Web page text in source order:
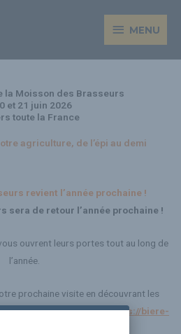
MENU
MENU
la Moisson des Brasseurs
et 21 juin 2026
toute la France
agriculture, de l’épi au demi
revient l’année prochaine !
sera de retour l’année prochaine !
ouvrent leurs portes tout au long de
l’année.
prochaine visite en découvrant les
notre page d’accueil :https://biere-